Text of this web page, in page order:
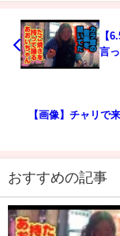
【
言
【画像】チャリで
おすすめの記事